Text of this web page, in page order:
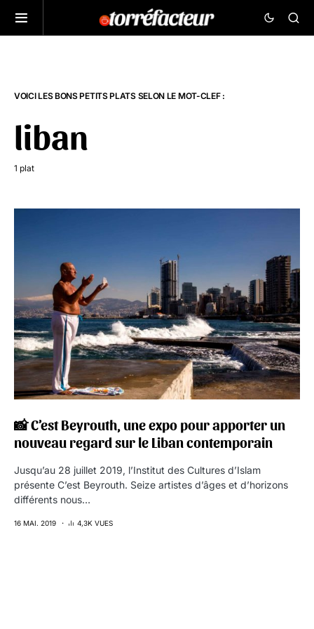
VOICI LES BONS PETITS PLATS SELON LE MOT-CLEF :
liban
1 plat
📸 C’est Beyrouth, une expo pour apporter un
nouveau regard sur le Liban contemporain
Jusqu’au 28 juillet 2019, l’Institut des Cultures d’Islam
présente C’est Beyrouth. Seize artistes d’âges et d’horizons
différents nous…
16 MAI. 2019 4,3K VUES